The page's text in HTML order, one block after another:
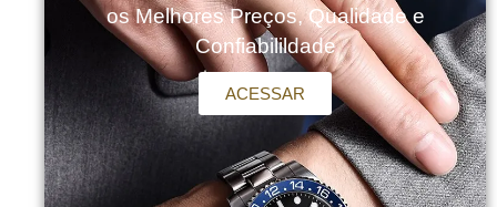
os Melhores Preços, Qualidade e
Confiabilildade
ACESSAR